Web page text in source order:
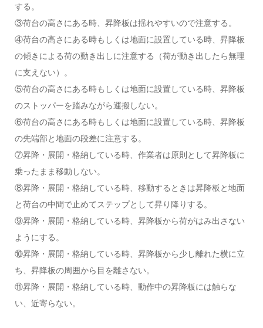
する。
③荷台の高さにある時、昇降板は揺れやすいので注意する。
④荷台の高さにある時もしくは地面に設置している時、昇降板
の傾きによる荷の動き出しに注意する（荷が動き出したら無理
に支えない）。
⑤荷台の高さにある時もしくは地面に設置している時、昇降板
のストッパーを踏みながら運搬しない。
⑥荷台の高さにある時もしくは地面に設置している時、昇降板
の先端部と地面の段差に注意する。
⑦昇降・展開・格納している時、作業者は原則として昇降板に
乗ったまま移動しない。
⑧昇降・展開・格納している時、移動するときは昇降板と地面
と荷台の中間で止めてステップとして昇り降りする。
⑨昇降・展開・格納している時、昇降板から荷がはみ出さない
ようにする。
⑩昇降・展開・格納している時、昇降板から少し離れた横に立
ち、昇降板の周囲から目を離さない。
⑪昇降・展開・格納している時、動作中の昇降板には触らな
い、近寄らない。